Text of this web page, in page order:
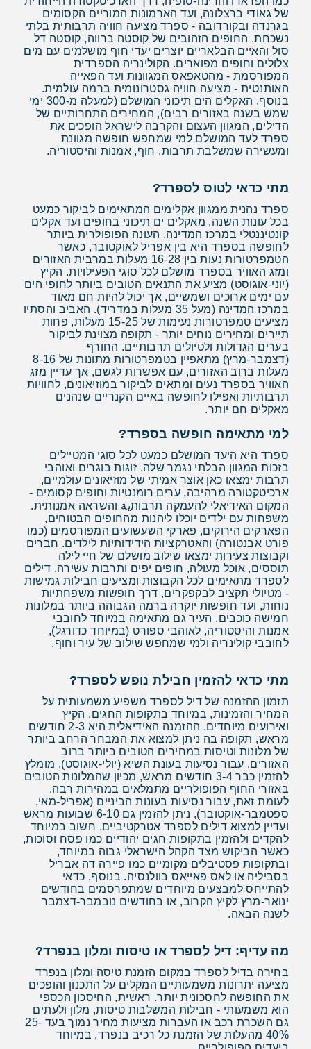
של גאודי ברצלונה, ועד הארמונות המוריים הקסומים
בגרנדה ובקורדובה - ספרד מציעה חוויה תרבותית בלתי
נשכחת. החופים הזהובים של קוסטה ברווה, קוסטה דל
סול והאיים הבלאריים יוצרים יעדי חוף מושלמים עם מים
צלולים וחופים מפוארים. הקולינריה הספרדית
המפורסמת - מהטאפאס המגוונות ועד הפאייה
האותנטית - מציעה חוויה גסטרונומית ברמה עולמית.
בנוסף, האקלים הים תיכוני המושלם (למעלה מ-300 ימי
שמש בשנה באזורים רבים), המחירים התחרותיים של
הדילים, המגוון העצום והקרבה לישראל הופכים את
ספרד לעד המושלם למי שמחפש חופשה מגוונת
ומעשירה שמשלבת תרבות, חוף, אמנות והיסטוריה.
מתי כדאי לטוס לספרד?
ספרד נהנית ממגוון אקלימים המתאימים לביקור כמעט
בכל עונות השנה, מאקלים ים תיכוני בחופים ועד אקלים
קונטיננטלי במרכז המדינה. העונה הפופולרית ביותר
לחופשה בספרד היא בין אפריל לאוקטובר, כאשר
הטמפרטורות נעות בין 16-28 מעלות במרבית האזורים
ומזג האוויר בספרד מושלם לכל סוגי הפעילויות. הקיץ
(יוני-אוגוסט) מציע את התנאים הטובים ביותר לחופי הים
עם ימים ארוכים ושמשיים, אך יכול להיות חם מאוד
במרכז המדינה (מעל 35 מעלות במדריד). האביב והסתיו
מציעים טמפרטורות נעימות של 15-25 מעלות, פחות
תיירים ומחירים נוחים יותר - תקופה מצוינת לביקור
בערים הגדולות ולטיולים תרבותיים. החורף
(דצמבר-מרץ) מתאפיין בטמפרטורות מתונות של 8-16
מעלות ברוב האזורים, עם אפשרות לגשם, אך עדיין מזג
האוויר בספרד נעים ומתאים לביקור במוזיאונים, לחוויות
תרבותיות ואפילו לחופשה באיים הקנריים שנהנים
מאקלים חם יותר.
למי מתאימה חופשה בספרד?
ספרד היא היעד המושלם כמעט לכל סוגי המטיילים
בזכות המגוון הבלתי נגמר שלה. זוגות בוגרים ואוהבי
תרבות ימצאו כאן אוצר אמיתי של מוזיאונים עולמיים,
ארכיטקטורה מרהיבה, ערים רומנטיות וחופים קסומים -
המקום האידיאלי להעמקה תרבותية והשראה אמנותית.
משפחות עם ילדים יוכלו ליהנות מהחופים הבטוחים,
הפארקים הירוקים, פארקי השעשועים המפורסמים (כמו
פורט אבנטורה) והאטרקציות הידידותיות לילדים. חברים
וקבוצות צעירות ימצאו שילוב מושלם של חיי לילה
תוססים, אוכל מעולה, חופים יפים ותרבות עשירה. דילים
לספרד מתאימים לכל הקבוצות ומציעים חבילות גמישות
- מטיולי תקציב לבקפקרים, דרך חופשות משפחתיות
נוחות, ועד חופשות יוקרה ברמה הגבוהה ביותר במלונות
חמישה כוכבים. העיר גם מתאימה במיוחד לחובבי
אמנות והיסטוריה, לאוהבי ספורט (במיוחד כדורגל),
לחובבי קולינריה ולמי שמחפש שילוב של עיר וחוף.
מתי כדאי להזמין חבילת נופש לספרד?
תזמון ההזמנה של דיל לספרד משפיע משמעותית על
המחיר והזמינות, במיוחד בתקופות החגים, הקיץ
ואירועים מיוחדים. ההזמנה האידיאלית היא 2-3 חודשים
מראש, תקופה בה ניתן למצוא את המבחר הרחב ביותר
של מלונות וטיסות במחירים הטובים ביותר ברוב
האזורים. עבור נסיעות בעונת השיא (יולי-אוגוסט), מומלץ
להזמין כבר 3-4 חודשים מראש, מכיון שהמלונות הטובים
באזורי החוף הפופולריים מתמלאים במהירות רבה.
לעומת זאת, עבור נסיעות בעונות הביניים (אפריל-מאי,
ספטמבר-אוקטובר), ניתן להזמין גם 6-10 שבועות מראש
ועדיין למצוא דילים לספרד אטרקטיביים. חשוב במיוחד
להקדים ולהזמין בתקופות חגים יהודיים כמו פסח וסוכות,
כאשר הביקוש מצד הקהל הישראלי גבוה במיוחד,
ובתקופות פסטיבלים מקומיים כמו פיירה דה אבריל
בסביליה או לאס פאייאס בוולנסיה. בנוסף, כדאי
להתייחס למבצעים מיוחדים שמתפרסמים בחודשים
ינואר-מרץ לקיץ הקרוב, או בחודשים נובמבר-דצמבר
לשנה הבאה.
מה עדיף: דיל לספרד או טיסות ומלון בנפרד?
בחירה בדיל לספרד במקום הזמנת טיסה ומלון בנפרד
מציעה יתרונות משמעותיים המקלים על התכנון והופכים
את החופשה לחסכונית יותר. ראשית, החיסכון הכספי
הוא משמעותי - חבילות המשלבות טיסות, מלון ולעתים
גם השכרת רכב או העברות מציעות מחיר נמוך בעד 25-
40% מהעלות של הזמנת כל רכיב בנפרד, במיוחד